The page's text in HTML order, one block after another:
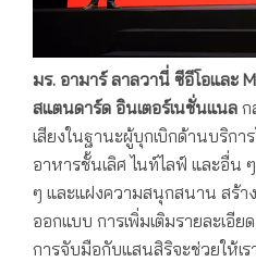
มร. อามาร์ ลาลวานี่ ซีอีโอและ
สแตนดาร์ด อินเตอร์เนชั่นแนล ก
เสียงในฐานะผู้บุกเบิกด้านบริกา
อาหารชั้นเลิศ ไนท์ไลฟ์ และอื่น
ๆ และแฝงความสนุกสนาน สร้า
ออกแบบ การเพิ่มเติมรายละเอี
การจับมือกับแสนสิริจะช่วยให้เร